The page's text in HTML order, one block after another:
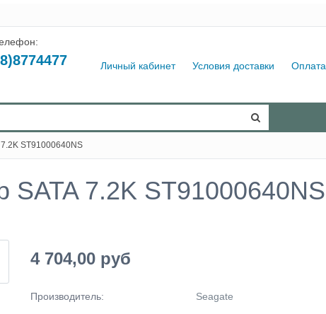
Личный кабинет Условия доставки Оплата
ST91000640NS
SATA 7.2K ST91000640NS
4 704,00 руб
Производитель: Seagate